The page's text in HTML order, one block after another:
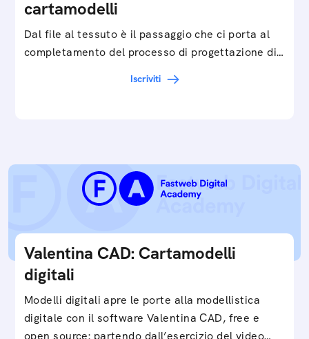
cartamodelli
Dal file al tessuto è il passaggio che ci porta al
completamento del processo di progettazione di
Iscriviti
Valentina CAD: Cartamodelli
digitali
Modelli digitali apre le porte alla modellistica
digitale con il software Valentina CAD, free e